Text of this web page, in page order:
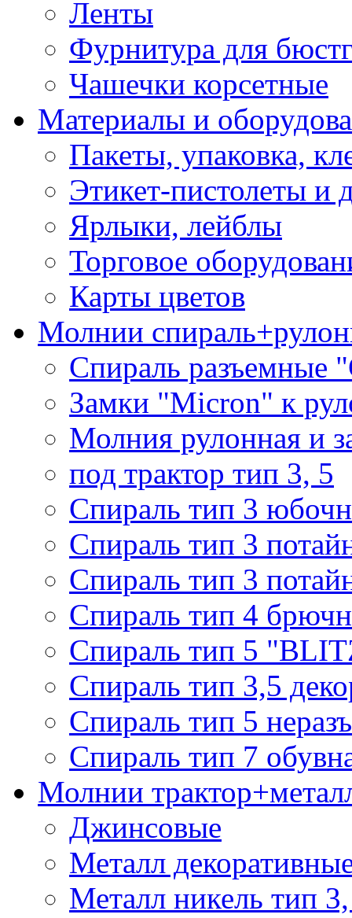
Ленты
Фурнитура для
Чашечки корсетные
Материалы и
Пакеты, упаковка,
Этикет-пистолеты и
Ярлыки, лейблы
Торговое
Карты цветов
Молнии
Спираль разъемные
Замки "Micron" к
Молния рулонная и
под трактор тип 3, 5
Спираль тип 3
Спираль тип 3
Спираль тип 3
Спираль тип 4
Спираль тип 5
Спираль тип 3,5
Спираль тип 5
Спираль тип 7
Молнии
Джинсовые
Металл
Металл никель тип